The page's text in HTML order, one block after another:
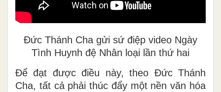
Đức Thánh Cha gửi sứ điệp video Ngày
Tình Huynh đệ Nhân loại lần thứ hai
Để đạt được điều này, theo Đức Thánh
Cha, tất cả phải thúc đẩy một nền văn hóa